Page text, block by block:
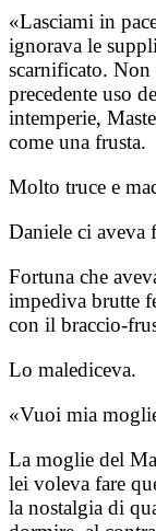
«Lasciami in
ignorava le
scarnificato. Non
precedente uso
intemperie,
come una frusta.
Molto truce e
Daniele ci aveva
Fortuna che
impediva brutte
con il braccio-
Lo malediceva.
«Vuoi mia
La moglie del
lei voleva fare
la nostalgia di